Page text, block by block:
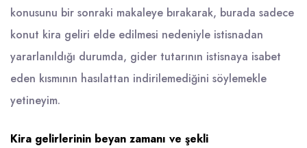
konusunu bir sonraki makaleye bırakarak, burada sadece
konut kira geliri elde edilmesi nedeniyle istisnadan
yararlanıldığı durumda, gider tutarının istisnaya isabet
eden kısmının hasılattan indirilemediğini söylemekle
yetineyim.
Kira gelirlerinin beyan zamanı ve şekli